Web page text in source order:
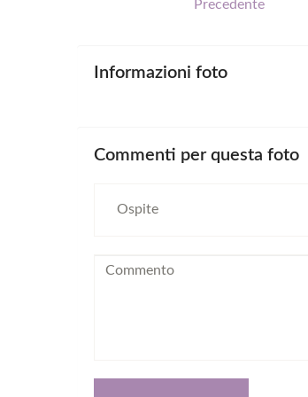
Precedente
Informazioni foto
Commenti per questa foto